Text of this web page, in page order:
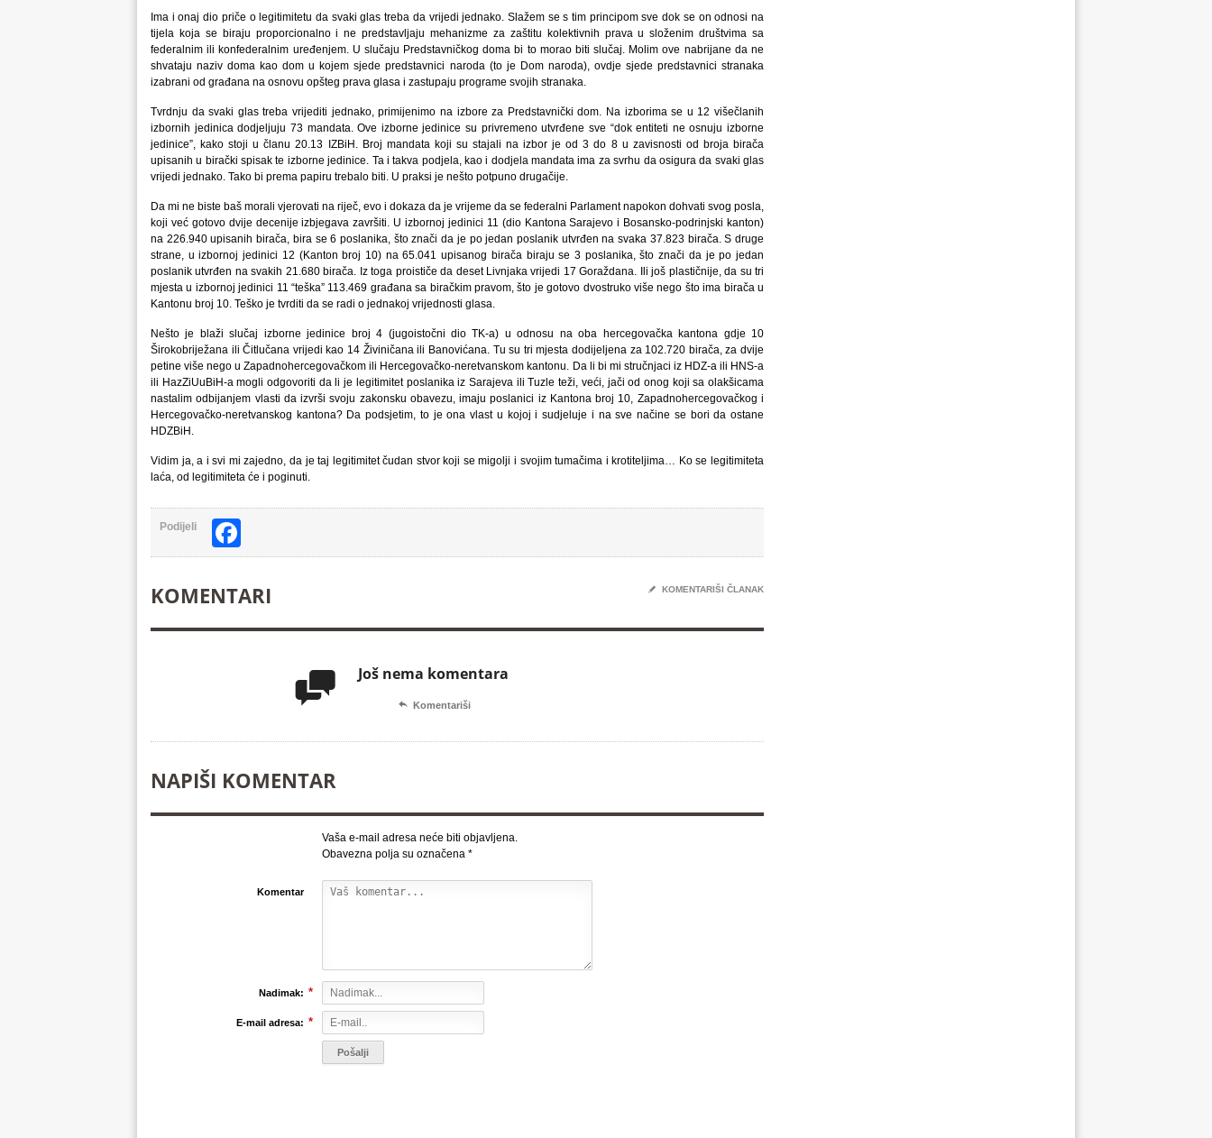
Ima i onaj dio priče o legitimitetu da svaki glas treba da vrijedi jednako. Slažem se s tim principom sve dok se on odnosi na
tijela koja se biraju proporcionalno i ne predstavljaju mehanizme za zaštitu kolektivnih prava u složenim društvima sa
federalnim ili konfederalnim uređenjem. U slučaju Predstavničkog doma bi to morao biti slučaj. Molim ove nabrijane da ne
shvataju naziv doma kao dom u kojem sjede predstavnici naroda (to je Dom naroda), ovdje sjede predstavnici stranaka
izabrani od građana na osnovu opšteg prava glasa i zastupaju programe svojih stranaka.
Tvrdnju da svaki glas treba vrijediti jednako, primijenimo na izbore za Predstavnički dom. Na izborima se u 12 višečlanih
izbornih jedinica dodjeljuju 73 mandata. Ove izborne jedinice su privremeno utvrđene sve “dok entiteti ne osnuju izborne
jedinice”, kako stoji u članu 20.13 IZBiH. Broj mandata koji su stajali na izbor je od 3 do 8 u zavisnosti od broja birača
upisanih u birački spisak te izborne jedinice. Ta i takva podjela, kao i dodjela mandata ima za svrhu da osigura da svaki glas
vrijedi jednako. Tako bi prema papiru trebalo biti. U praksi je nešto potpuno drugačije.
Da mi ne biste baš morali vjerovati na riječ, evo i dokaza da je vrijeme da se federalni Parlament napokon dohvati svog posla,
koji već gotovo dvije decenije izbjegava završiti. U izbornoj jedinici 11 (dio Kantona Sarajevo i Bosansko-podrinjski kanton)
na 226.940 upisanih birača, bira se 6 poslanika, što znači da je po jedan poslanik utvrđen na svaka 37.823 birača. S druge
strane, u izbornoj jedinici 12 (Kanton broj 10) na 65.041 upisanog birača biraju se 3 poslanika, što znači da je po jedan
poslanik utvrđen na svakih 21.680 birača. Iz toga proističe da deset Livnjaka vrijedi 17 Goraždana. Ili još plastičnije, da su tri
mjesta u izbornoj jedinici 11 “teška” 113.469 građana sa biračkim pravom, što je gotovo dvostruko više nego što ima birača u
Kantonu broj 10. Teško je tvrditi da se radi o jednakoj vrijednosti glasa.
Nešto je blaži slučaj izborne jedinice broj 4 (jugoistočni dio TK-a) u odnosu na oba hercegovačka kantona gdje 10
Širokobriježana ili Čitlučana vrijedi kao 14 Živiničana ili Banovićana. Tu su tri mjesta dodijeljena za 102.720 birača, za dvije
petine više nego u Zapadnohercegovačkom ili Hercegovačko-neretvanskom kantonu. Da li bi mi stručnjaci iz HDZ-a ili HNS-a
ili HazZiUuBiH-a mogli odgovoriti da li je legitimitet poslanika iz Sarajeva ili Tuzle teži, veći, jači od onog koji sa olakšicama
nastalim odbijanjem vlasti da izvrši svoju zakonsku obavezu, imaju poslanici iz Kantona broj 10, Zapadnohercegovačkog i
Hercegovačko-neretvanskog kantona? Da podsjetim, to je ona vlast u kojoj i sudjeluje i na sve načine se bori da ostane
HDZBiH.
Vidim ja, a i svi mi zajedno, da je taj legitimitet čudan stvor koji se migolji i svojim tumačima i krotiteljima… Ko se legitimiteta
laća, od legitimiteta će i poginuti.
Podijeli
KOMENTARI ✎ KOMENTARIŠI ČLANAK
 Još nema komentara
 Komentariši
NAPIŠI KOMENTAR
Vaša e-mail adresa neće biti objavljena.
Obavezna polja su označena *
Komentar
Nadimak: *
E-mail adresa: *